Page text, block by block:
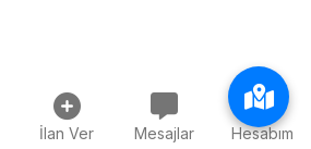
İlan Ver Mesajlar Hesabım